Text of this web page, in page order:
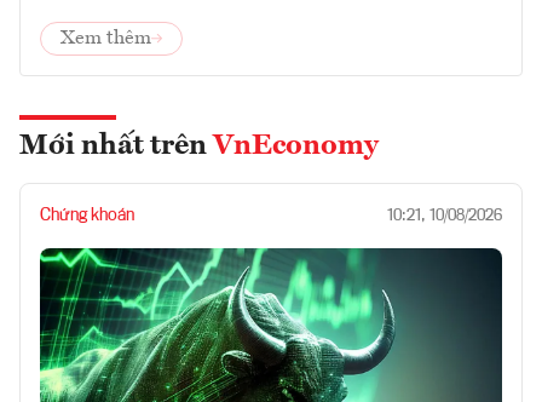
Xem thêm
Mới nhất trên VnEconomy
Chứng khoán 10:21, 10/08/2026